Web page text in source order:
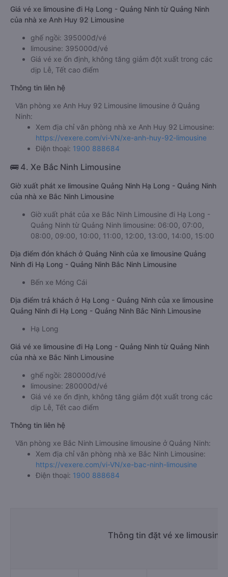
Giá vé xe limousine đi Hạ Long - Quảng Ninh từ Quảng Ninh
của nhà xe Anh Huy 92 Limousine
ghế ngồi: 395000đ/vé
limousine: 395000đ/vé
Giá vé xe ổn định, không tăng giảm đột xuất trong các
dịp Lễ, Tết cao điểm
Thông tin liên hệ
Văn phòng xe Anh Huy 92 Limousine limousine ở Quảng
Ninh:
Xem địa chỉ văn phòng nhà xe Anh Huy 92 Limousine:
https://vexere.com/vi-VN/xe-anh-huy-92-limousine
Điện thoại: 1900 888684
🚌 4. Xe Bắc Ninh Limousine
Giờ xuất phát xe limousine Quảng Ninh Hạ Long - Quảng Ninh
của nhà xe Bắc Ninh Limousine
Giờ xuất phát của xe Bắc Ninh Limousine đi Hạ Long -
Quảng Ninh từ Quảng Ninh limousine: 06:00, 07:00,
08:00, 09:00, 10:00, 11:00, 12:00, 13:00, 14:00, 15:00
Địa điểm đón khách ở Quảng Ninh của xe limousine Quảng
Ninh đi Hạ Long - Quảng Ninh Bắc Ninh Limousine
Bến xe Móng Cái
Địa điểm trả khách ở Hạ Long - Quảng Ninh của xe limousine
Quảng Ninh đi Hạ Long - Quảng Ninh Bắc Ninh Limousine
Hạ Long
Giá vé xe limousine đi Hạ Long - Quảng Ninh từ Quảng Ninh
của nhà xe Bắc Ninh Limousine
ghế ngồi: 280000đ/vé
limousine: 280000đ/vé
Giá vé xe ổn định, không tăng giảm đột xuất trong các
dịp Lễ, Tết cao điểm
Thông tin liên hệ
Văn phòng xe Bắc Ninh Limousine limousine ở Quảng Ninh:
Xem địa chỉ văn phòng nhà xe Bắc Ninh Limousine:
https://vexere.com/vi-VN/xe-bac-ninh-limousine
Điện thoại: 1900 888684
Thông tin đặt vé xe limousine